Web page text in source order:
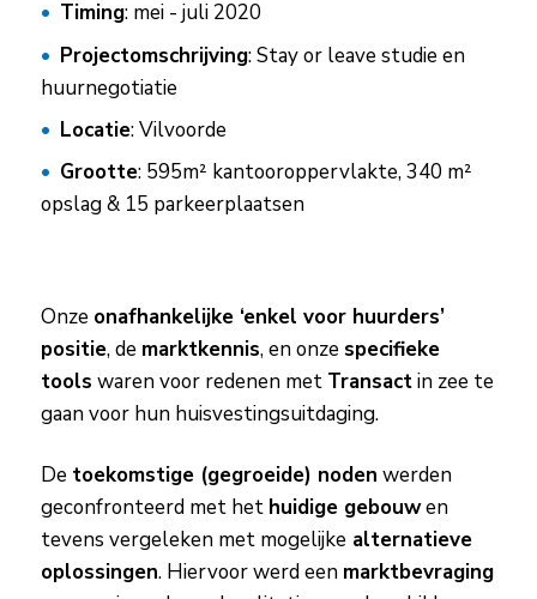
Timing: mei - juli 2020
Projectomschrijving: Stay or leave studie en
huurnegotiatie
Locatie: Vilvoorde
Grootte: 595m² kantooroppervlakte, 340 m²
opslag & 15 parkeerplaatsen
Onze onafhankelijke ‘enkel voor huurders’
positie, de marktkennis, en onze specifieke
tools waren voor redenen met Transactin zee te
gaan voor hun huisvestingsuitdaging.
De toekomstige (gegroeide) noden werden
geconfronteerd met het huidige gebouwen
tevens vergeleken met mogelijke alternatieve
oplossingen. Hiervoor werd een marktbevraging